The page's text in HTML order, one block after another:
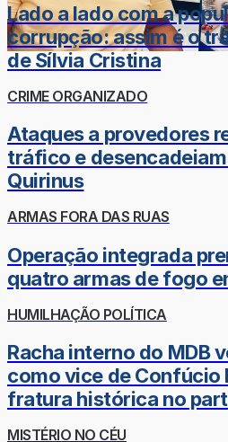
Lado a lado com a
corrupção: assim é o
de Sílvia Cristina
CRIME ORGANIZADO
Ataques a provedores
tráfico e
Quirinus
ARMAS FORA DAS RUAS
Operação integrada
quatro armas de fogo
HUMILHAÇÃO POLÍTICA
Racha interno do MDB
como vice de Confúcio
fratura histórica no
MISTÉRIO NO CÉU